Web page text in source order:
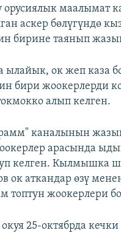
орусиялык маалымат
аскер бөлүгүндө
бирине таянып
ок жеп каза
бири жоокерлерди
алып келген.
каналынын
арасында
келген. Кылмышка
ок аткандар өзү
топтун жоокерлери
25-октябрда кечки